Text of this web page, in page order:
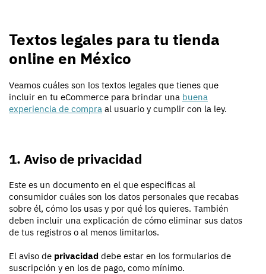
Textos legales para tu tienda
online en México
Veamos cuáles son los textos legales que tienes que
incluir en tu eCommerce para brindar una buena
experiencia de compra al usuario y cumplir con la ley.
1. Aviso de privacidad
Este es un documento en el que especificas al
consumidor cuáles son los datos personales que recabas
sobre él, cómo los usas y por qué los quieres. También
deben incluir una explicación de cómo eliminar sus datos
de tus registros o al menos limitarlos.
El aviso de privacidad debe estar en los formularios de
suscripción y en los de pago, como mínimo.